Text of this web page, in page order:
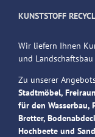
KUNSTSTOFF
Wir liefern Ihnen
und Landschaftsbau
Zu unserer
Stadtmöbel,
für den Wasserbau,
Bretter,
Hochbeete und